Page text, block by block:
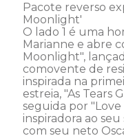
Pacote reverso
Moonlight'
O lado 1 é uma
Marianne e abre
Moonlight",
comovente de
inspirada na
estreia, "As Tears
seguida por
inspiradora ao
com seu neto